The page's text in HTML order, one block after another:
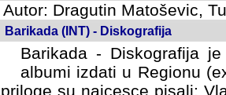
Autor: Dragutin Matoševic,
Barikada (INT) - Diskografija
Barikada - Diskografija
albumi izdati u Regionu
priloge su najcesce pisali: